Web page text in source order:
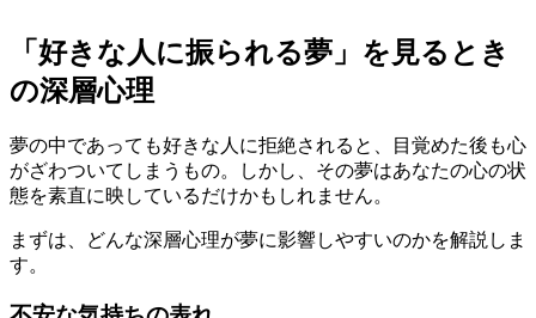
「好きな人に振られる夢」を見るとき
の深層心理
夢の中であっても好きな人に拒絶されると、目覚めた後も心
がざわついてしまうもの。しかし、その夢はあなたの心の状
態を素直に映しているだけかもしれません。
まずは、どんな深層心理が夢に影響しやすいのかを解説しま
す。